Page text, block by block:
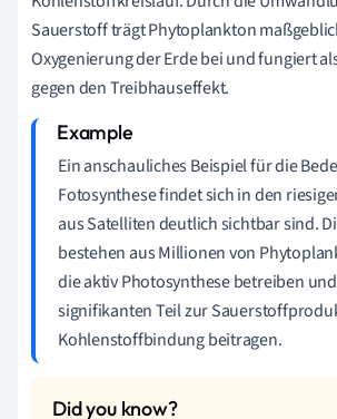
Sauerstoff trägt Phytoplankton
Oxygenierung der Erde bei und fungiert
gegen den Treibhauseffekt.
Ein anschauliches Beispiel für die
Fotosynthese findet sich in den
aus Satelliten deutlich sichtbar sind.
bestehen aus Millionen von
die aktiv Photosynthese betreiben
signifikanten Teil zur
Kohlenstoffbindung beitragen.